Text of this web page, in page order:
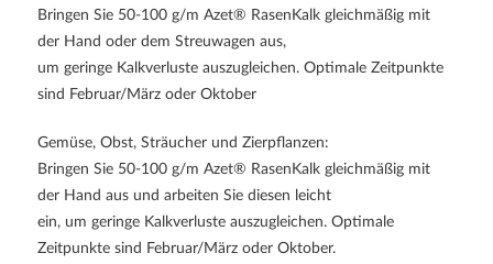
Bringen Sie 50-100 g/m Azet® RasenKalk gleichmäßig mit
der Hand oder dem Streuwagen aus,
um geringe Kalkverluste auszugleichen. Optimale Zeitpunkte
sind Februar/März oder Oktober
Gemüse, Obst, Sträucher und Zierpflanzen:
Bringen Sie 50-100 g/m Azet® RasenKalk gleichmäßig mit
der Hand aus und arbeiten Sie diesen leicht
ein, um geringe Kalkverluste auszugleichen. Optimale
Zeitpunkte sind Februar/März oder Oktober.